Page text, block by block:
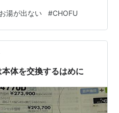
。 仮のボイラー装置を付
をしてもらいました。 新し
す。 私はなじみがなく、メ
感じでした。 朝の9時半頃
したが、幸い？今日は仕事
湯が出ない #CHOFU
体を交換するはめに